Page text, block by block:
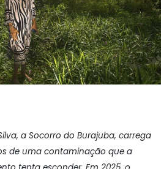
a Socorro do Burajuba, carrega
de uma contaminação que a